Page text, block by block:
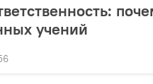
учений